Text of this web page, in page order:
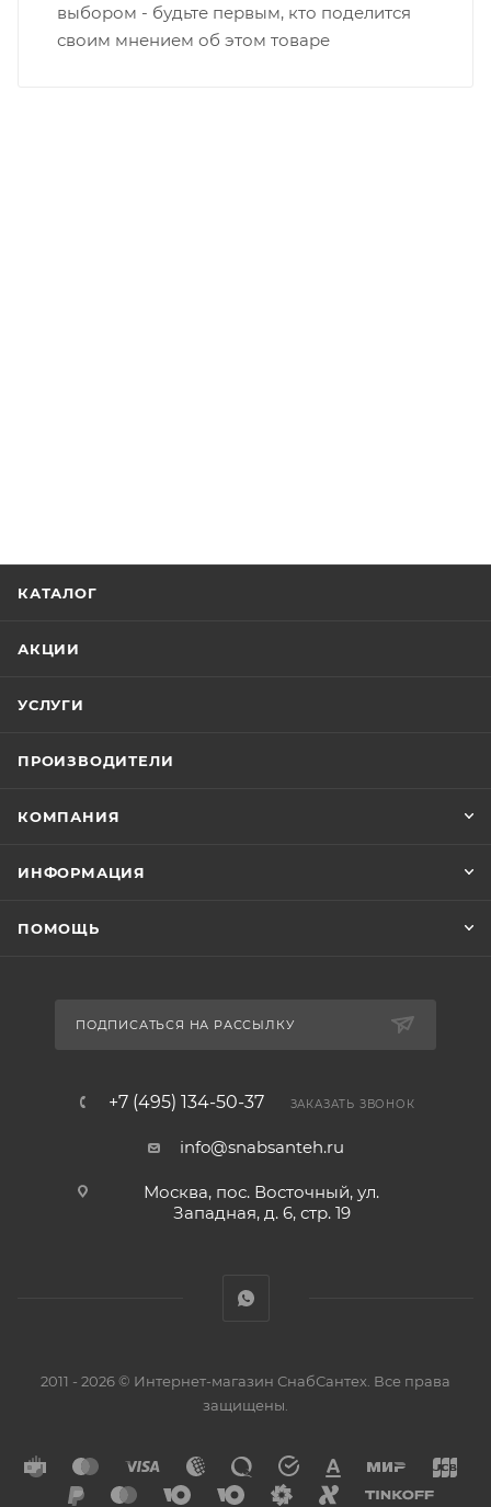
выбором - будьте первым, кто поделится
своим мнением об этом товаре
КАТАЛОГ
АКЦИИ
УСЛУГИ
ПРОИЗВОДИТЕЛИ
КОМПАНИЯ
ИНФОРМАЦИЯ
ПОМОЩЬ
ПОДПИСАТЬСЯ НА РАССЫЛКУ
+7 (495) 134-50-37 ЗАКАЗАТЬ ЗВОНОК
info@snabsanteh.ru
Москва, пос. Восточный, ул.
Западная, д. 6, стр. 19
2011 - 2026 © Интернет-магазин СнабСантех. Все права
защищены.